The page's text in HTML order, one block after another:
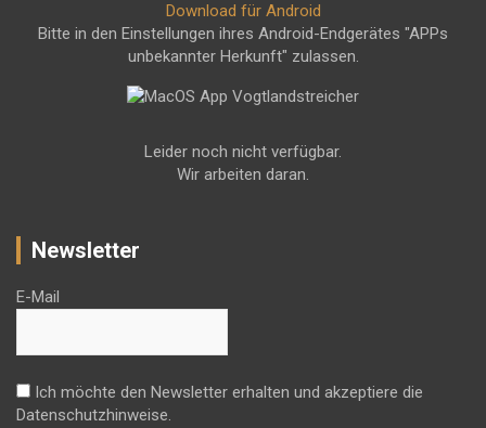
Download für Android
Bitte in den Einstellungen ihres Android-Endgerätes "APPs
unbekannter Herkunft" zulassen.
Leider noch nicht verfügbar.
Wir arbeiten daran.
Newsletter
E-Mail
Ich möchte den Newsletter erhalten und akzeptiere die
Datenschutzhinweise.